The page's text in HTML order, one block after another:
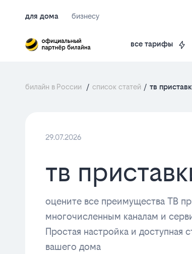
для дома бизнесу
все тарифы
билайн в России / список статей / тв
29.07.2026
тв
оцените все преимущества ТВ
многочисленным каналам и
Простая настройка и
вашего дома